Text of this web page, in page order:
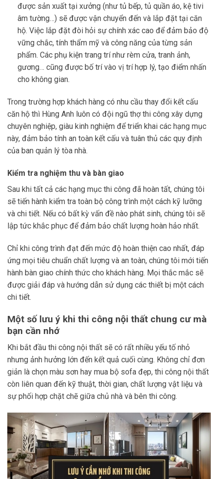
được sản xuất tại xưởng (như tủ bếp, tủ quần áo, kệ tivi
âm tường…) sẽ được vận chuyển đến và lắp đặt tại căn
hộ. Việc lắp đặt đòi hỏi sự chính xác cao để đảm bảo độ
vững chắc, tính thẩm mỹ và công năng của từng sản
phẩm. Các phụ kiện trang trí như rèm cửa, tranh ảnh,
gương… cũng được bố trí vào vị trí hợp lý, tạo điểm nhấn
cho không gian.
Trong trường hợp khách hàng có nhu cầu thay đổi kết cấu
căn hộ thì Hùng Anh luôn có đội ngũ thợ thi công xây dựng
chuyên nghiệp, giàu kinh nghiệm để triển khai các hạng mục
này, đảm bảo tính an toàn kết cấu và tuân thủ các quy định
của ban quản lý tòa nhà.
Kiểm tra nghiệm thu và bàn giao
Sau khi tất cả các hạng mục thi công đã hoàn tất, chúng tôi
sẽ tiến hành kiểm tra toàn bộ công trình một cách kỹ lưỡng
và chi tiết. Nếu có bất kỳ vấn đề nào phát sinh, chúng tôi sẽ
lập tức khắc phục để đảm bảo chất lượng hoàn hảo nhất.
Chỉ khi công trình đạt đến mức độ hoàn thiện cao nhất, đáp
ứng mọi tiêu chuẩn chất lượng và an toàn, chúng tôi mới tiến
hành bàn giao chính thức cho khách hàng. Mọi thắc mắc sẽ
được giải đáp và hướng dẫn sử dụng các thiết bị một cách
chi tiết.
Một số lưu ý khi thi công nội thất chung cư mà
bạn cần nhớ
Khi bắt đầu thi công nội thất sẽ có rất nhiều yếu tố nhỏ
nhưng ảnh hưởng lớn đến kết quả cuối cùng. Không chỉ đơn
giản là chọn màu sơn hay mua bộ sofa đẹp, thi công nội thất
còn liên quan đến kỹ thuật, thời gian, chất lượng vật liệu và
sự phối hợp chặt chẽ giữa chủ nhà và bên thi công.